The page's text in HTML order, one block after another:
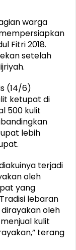
warga
Fitri 2018.
setelah
(14/6)
ketupat di
500 kulit
lebih
terjadi
oleh
yang
lebaran
oleh
kulit
terang